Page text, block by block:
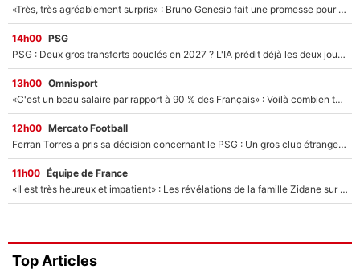
«Très, très agréablement surpris» : Bruno Genesio fait une promesse pour la suite du mercato de l’OM et rassure les supporters
14h00 PSG
PSG : Deux gros transferts bouclés en 2027 ? L'IA prédit déjà les deux joueurs qui pourraient rejoindre Luis Enrique !
13h00 Omnisport
«C'est un beau salaire par rapport à 90 % des Français» : Voilà combien touchait Nelson Monfort sur France Télévisions avant de rejoindre CNews
12h00 Mercato Football
Ferran Torres a pris sa décision concernant le PSG : Un gros club étranger prêt à relancer le feuilleton pour la signature du champion du monde 2026 !
11h00 Équipe de France
«Il est très heureux et impatient» : Les révélations de la famille Zidane sur sa prise de pouvoir en équipe de France !
Top Articles